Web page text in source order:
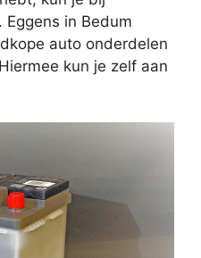
in Bedum
auto onderdelen
kun je zelf aan